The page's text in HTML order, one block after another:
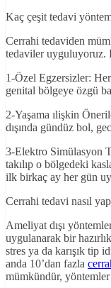
Kaç çeşit tedavi
Cerrahi tedaviden
tedaviler uyguluyoruz.
1-Özel Egzersizler:
genital bölgeye özgü
2-Yaşama ılişkin
dışında gündüz bol,
3-Elektro Simülasyon
takılıp o bölgedeki
ilk birkaç ay her gün
Cerrahi tedavi nasıl
Ameliyat dışı
uygulanarak bir
stres ya da karışık tip
anda 10’dan fazla
mümkündür,